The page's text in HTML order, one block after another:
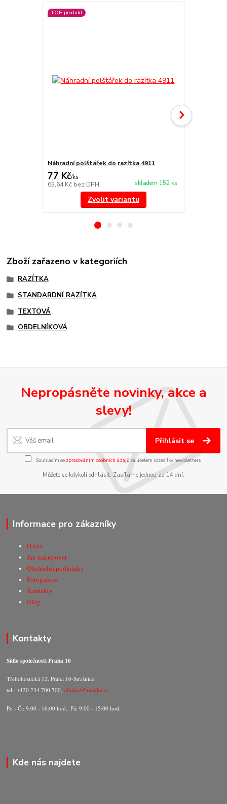
TOP produkt
Náhradní polštářek do razítka 4911
77 Kč/ks
63,64 Kč bez DPH skladem 152 ks
Zvolit variantu
Zboží zařazeno v kategoriích
RAZÍTKA
STANDARDNÍ RAZÍTKA
TEXTOVÁ
OBDELNÍKOVÁ
Nepropásněte novinky, akce a
slevy!
Přihlásit se
Souhlasím se zpracováním osobních údajůza účelem rozesílky newsletteru.
Můžete se kdykoli odhlásit. Zasíláme jednou za 14 dní.
Informace pro zákazníky
O nás
Jak nakupovat
Obchodní podmínky
Fotogalerie
Kontakty
Blog
Kontakty
Sídlo společnosti Praha 10
Třebohostická 12, Praha 10-Strašnice
tel.: +420 234 700 700,obchod@razitka.cz
Po - Čt: 9:00 - 16:00 hod., Pá: 9:00 - 15:00 hod.
Kde nás najdete